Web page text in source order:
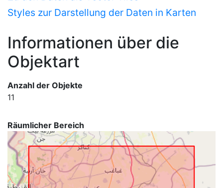
Styles zur Darstellung der Daten in Karten
Informationen über die
Objektart
Anzahl der Objekte
11
Räumlicher Bereich